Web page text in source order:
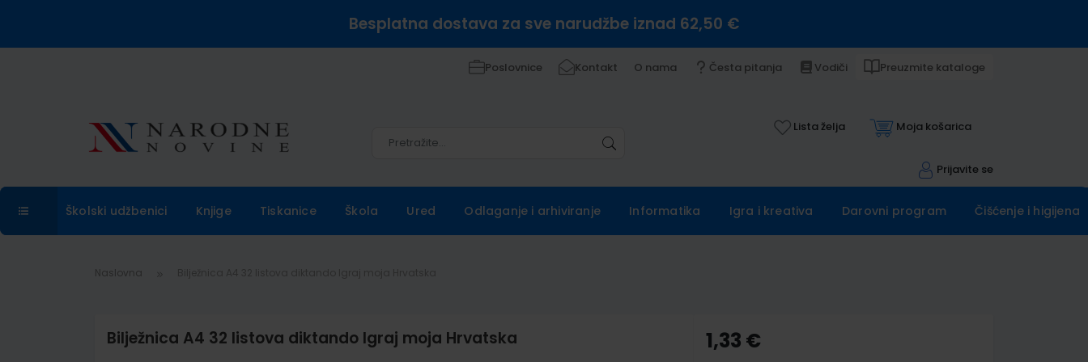
Besplatna dostava za sve narudžbe iznad 62,50 €
Poslovnice Kontakt O nama Česta pitanja Vodiči Preuzmite kataloge
Lista želja Moja košarica
Prijavite se
Školski udžbenici Knjige Tiskanice Škola Ured Odlaganje i arhiviranje Informatika Igra i kreativa Darovni program Čišćenje i higijena
Naslovna
Bilježnica A4 32 listova diktando Igraj moja Hrvatska 1,33 €